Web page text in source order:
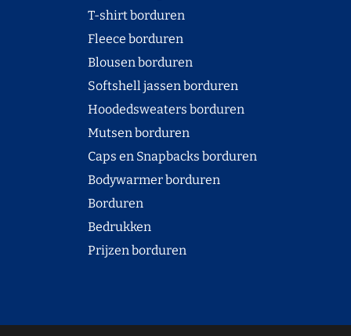
T-shirt borduren
Fleece borduren
Blousen borduren
Softshell jassen borduren
Hoodedsweaters borduren
Mutsen borduren
Caps en Snapbacks borduren
Bodywarmer borduren
Borduren
Bedrukken
Prijzen borduren